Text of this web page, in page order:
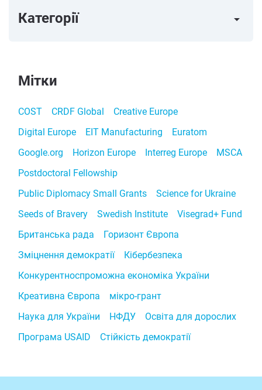
Категорії arrow_right
Мітки
COST CRDF Global
Creative Europe
Digital Europe
EIT Manufacturing
Euratom
Google.org
Horizon Europe Interreg Europe
MSCA
Postdoctoral Fellowship
Public Diplomacy Small Grants
Science for Ukraine
Seeds of Bravery
Swedish Institute
Visegrad+ Fund
Британська рада
Горизонт Європа
Зміцнення демократії
Кібербезпека
Конкурентноспроможна економіка України
Креативна Європа
мікро-грант
Наука для України
НФДУ
Освіта для дорослих
Програма USAID
Стійкість демократії